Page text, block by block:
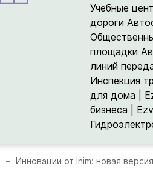
Учебные
дороги
площадки
линий
Инспекция
для дома |
бизнеса |
Инновации от Inim: новая